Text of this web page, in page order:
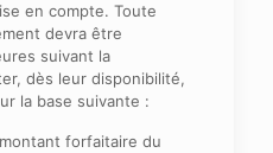
en compte. Toute
devra être
suivant la
dès leur disponibilité,
la base suivante :
forfaitaire du